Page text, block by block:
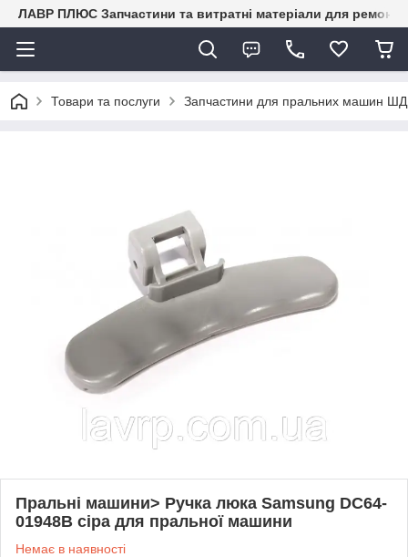
ЛАВР ПЛЮС Запчастини та витратні матеріали для ремонту
Товари та послуги Запчастини для пральних машин ШД
Пральні машини> Ручка люка Samsung DC64-
01948B сіра для пральної машини
Немає в наявності